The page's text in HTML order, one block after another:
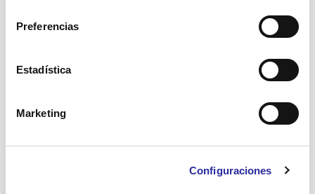
Preferencias
Estadística
Marketing
Configuraciones
Related posts